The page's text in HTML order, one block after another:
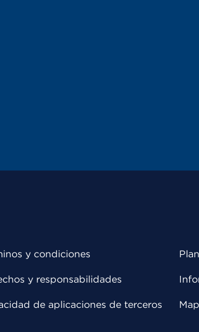
y condiciones
y responsabilidades
de aplicaciones de terceros